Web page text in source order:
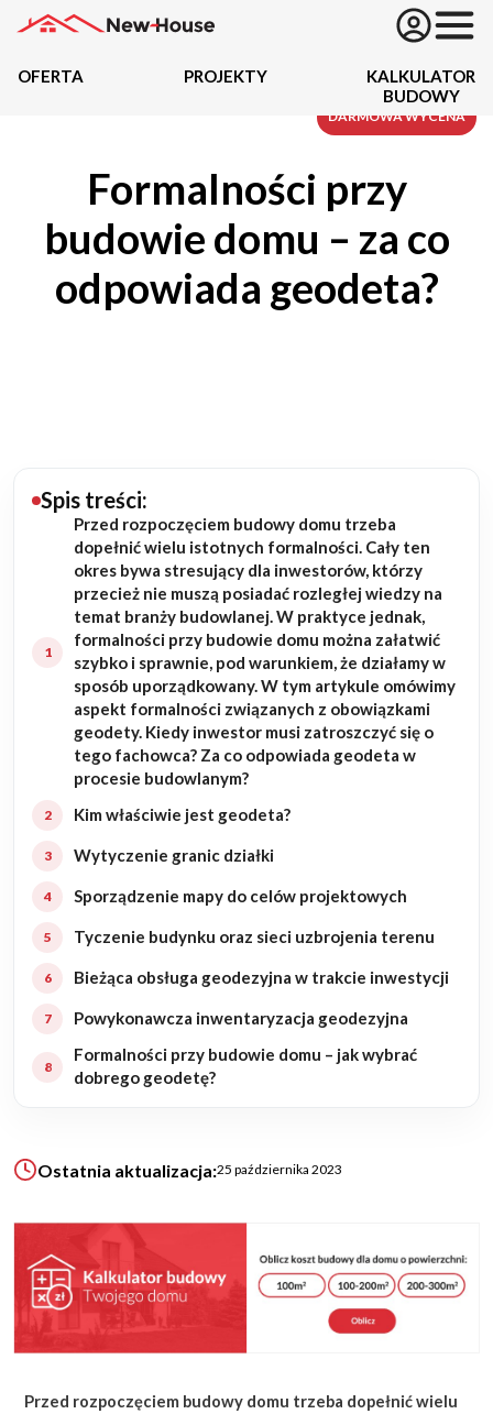
Działki
Kredyty
Budowa domu
Rezydencje
Rozbudowa
Remonty
Budynki biurowe
Realizacje
Referencje
Ogrody
KALKULATOR BUDOWY
BLOG
OFERTA PROJEKTY
KALKULATOR
BUDOWY
Formalności przy
budowie domu – za co
odpowiada geodeta?
Spis treści:
Przed rozpoczęciem budowy domu trzeba
dopełnić wielu istotnych formalności. Cały ten
okres bywa stresujący dla inwestorów, którzy
przecież nie muszą posiadać rozległej wiedzy na
temat branży budowlanej. W praktyce jednak,
formalności przy budowie domu można załatwić
szybko i sprawnie, pod warunkiem, że działamy w
sposób uporządkowany. W tym artykule omówimy
aspekt formalności związanych z obowiązkami
geodety. Kiedy inwestor musi zatroszczyć się o
tego fachowca? Za co odpowiada geodeta w
procesie budowlanym?
Kim właściwie jest geodeta?
Wytyczenie granic działki
Sporządzenie mapy do celów projektowych
Tyczenie budynku oraz sieci uzbrojenia terenu
Bieżąca obsługa geodezyjna w trakcie inwestycji
Powykonawcza inwentaryzacja geodezyjna
Formalności przy budowie domu – jak wybrać
dobrego geodetę?
Ostatnia aktualizacja:25 października 2023
Przed rozpoczęciem budowy domu trzeba dopełnić wielu
DARMOWA WYCENA